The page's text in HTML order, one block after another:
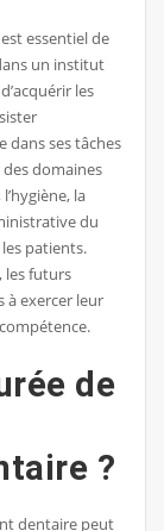
essentiel de
un institut
les
dans ses tâches
domaines
la
du
patients.
les futurs
à exercer leur
de
?
dentaire peut